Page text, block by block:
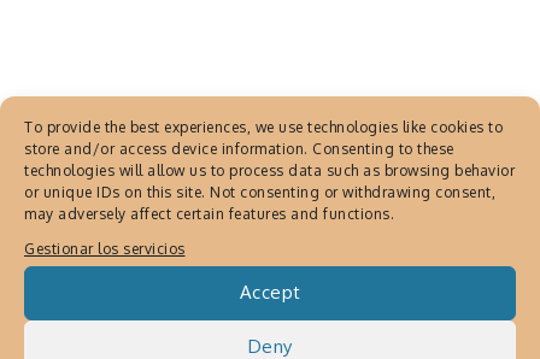
To provide the best experiences, we use technologies like cookies to
store and/or access device information. Consenting to these
technologies will allow us to process data such as browsing behavior
or unique IDs on this site. Not consenting or withdrawing consent,
may adversely affect certain features and functions.
Gestionar los servicios
Accept
Deny
PUBLICACIONES DE JAVIER MARTINEZ,
REDES SOCIALES
¿Que es la Crónica Urbana?
Mayo 22, 2018 ByCronica Urbana
Crónica urbana portal de Editores Cortes
Precisos. Conoce sus proyectos e
informacion acerca de esta editorial